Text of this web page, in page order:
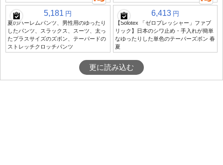
5,181 円
夏のハーレムパンツ、男性用のゆったり
したパンツ、スラックス、スーツ、太っ
たプラスサイズのズボン、テーパードの
ストレッチクロッチパンツ
6,413 円
【Solotex 「ゼロプレッシャー」ファブ
リック】日本のシワ止め・手入れが簡単
なゆったりした単色のテーパーズボン 春
夏
更に読み込む